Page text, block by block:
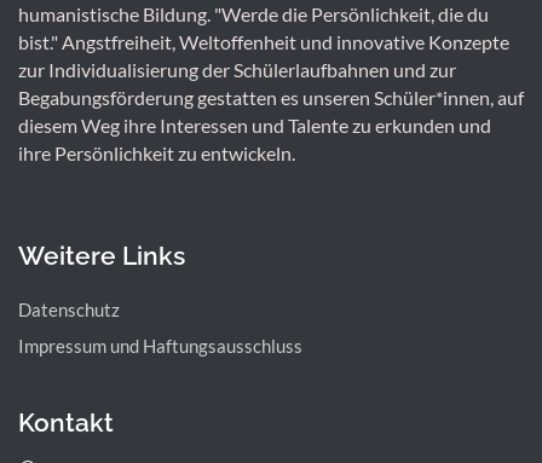
humanistische Bildung. "Werde die Persönlichkeit, die du
bist." Angstfreiheit, Weltoffenheit und innovative Konzepte
zur Individualisierung der Schülerlaufbahnen und zur
Begabungsförderung gestatten es unseren Schüler*innen, auf
diesem Weg ihre Interessen und Talente zu erkunden und
ihre Persönlichkeit zu entwickeln.
Weitere Links
Datenschutz
Impressum und Haftungsausschluss
Kontakt